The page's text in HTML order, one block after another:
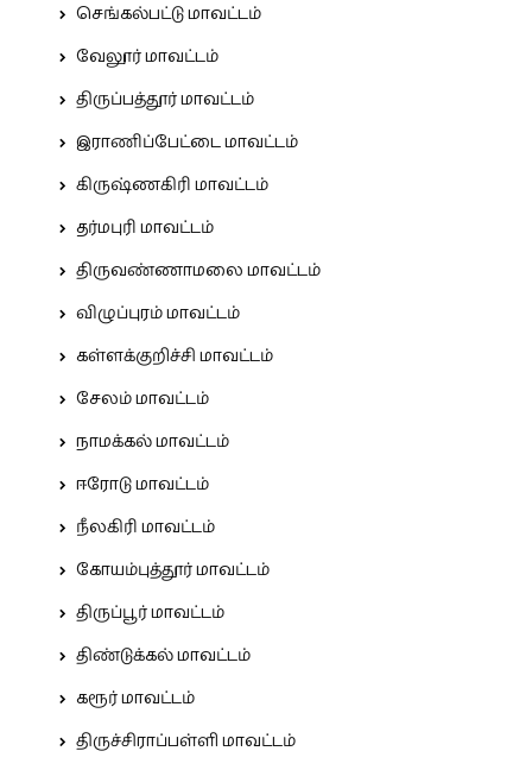
செங்கல்பட்டு மாவட்டம்
வேலூர் மாவட்டம்
திருப்பத்தூர் மாவட்டம்
இராணிப்பேட்டை மாவட்டம்
கிருஷ்ணகிரி மாவட்டம்
தர்மபுரி மாவட்டம்
திருவண்ணாமலை மாவட்டம்
விழுப்புரம் மாவட்டம்
கள்ளக்குறிச்சி மாவட்டம்
சேலம் மாவட்டம்
நாமக்கல் மாவட்டம்
ஈரோடு மாவட்டம்
நீலகிரி மாவட்டம்
கோயம்புத்தூர் மாவட்டம்
திருப்பூர் மாவட்டம்
திண்டுக்கல் மாவட்டம்
கரூர் மாவட்டம்
திருச்சிராப்பள்ளி மாவட்டம்